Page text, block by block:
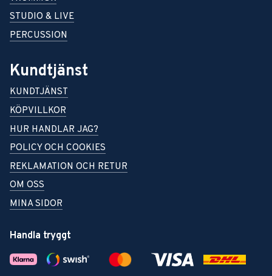
STUDIO & LIVE
PERCUSSION
Kundtjänst
KUNDTJÄNST
KÖPVILLKOR
HUR HANDLAR JAG?
POLICY OCH COOKIES
REKLAMATION OCH RETUR
OM OSS
MINA SIDOR
Handla tryggt